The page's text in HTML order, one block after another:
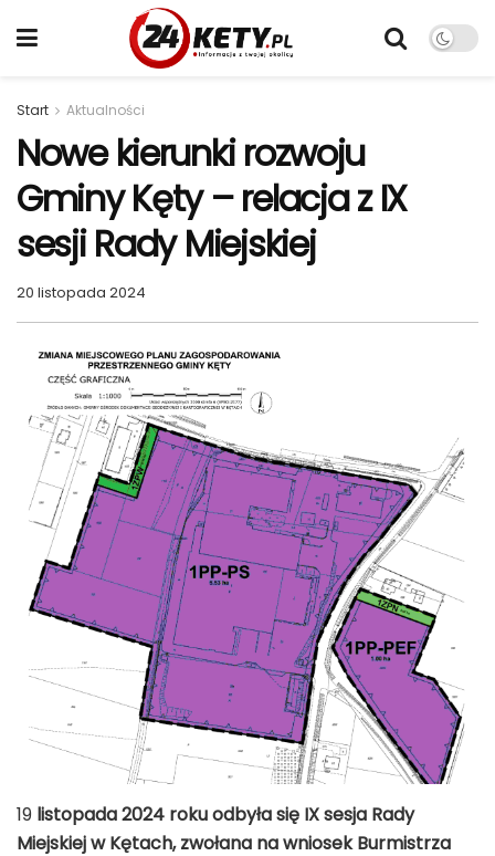
Start Aktualności
Nowe kierunki rozwoju
Gminy Kęty – relacja z IX
sesji Rady Miejskiej
20 listopada 2024
19 listopada 2024 roku odbyła się IX sesja Rady
Miejskiej w Kętach, zwołana na wniosek Burmistrza